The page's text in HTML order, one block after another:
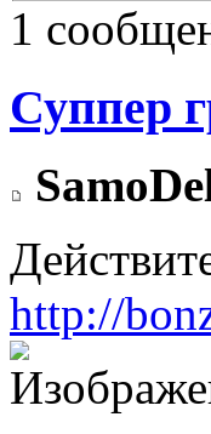
1
Суппер
http://